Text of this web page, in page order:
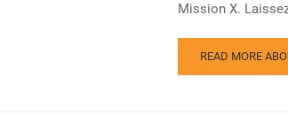
Mission X.
READ MORE